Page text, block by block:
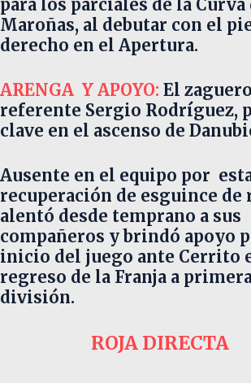
para los parciales de la Curva
Maroñas, al debutar con el
derecho en el Apertura.
ARENGA Y APOYO: El
referente Sergio Rodríguez,
clave en el ascenso de
Ausente en el equipo por
recuperación de esguince de
alentó desde temprano a sus
compañeros y brindó apoyo
inicio del juego ante Cerrito
regreso de la Franja a
división.
ROJA DIRECTA